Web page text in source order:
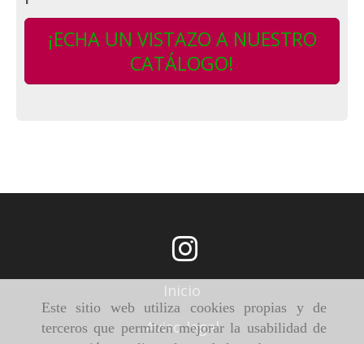
Este sitio web utiliza cookies propias y de
terceros que permiten mejorar la usabilidad de
¡ECHA UN VISTAZO A NUESTRO
CATÁLOGO!
Inicio
Aviso legal